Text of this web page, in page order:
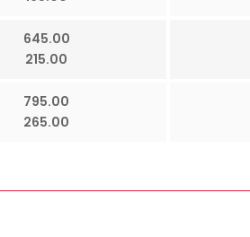
645.00
215.00
795.00
265.00